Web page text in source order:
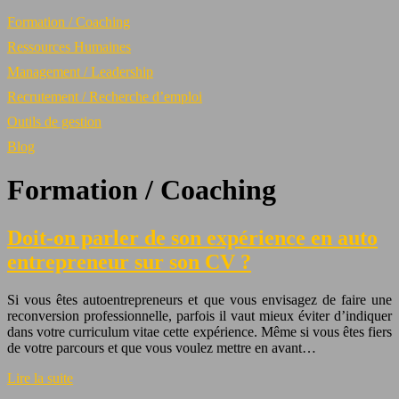
Formation / Coaching
Ressources Humaines
Management / Leadership
Recrutement / Recherche d’emploi
Outils de gestion
Blog
Formation / Coaching
Doit-on parler de son expérience en auto
entrepreneur sur son CV ?
Si vous êtes autoentrepreneurs et que vous envisagez de faire une
reconversion professionnelle, parfois il vaut mieux éviter d’indiquer
dans votre curriculum vitae cette expérience. Même si vous êtes fiers
de votre parcours et que vous voulez mettre en avant…
Lire la suite